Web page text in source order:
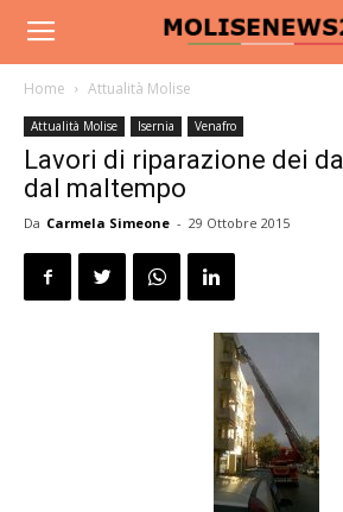
Home Attualità Molise
Attualità Molise Isernia Venafro
Lavori di riparazione dei
dal maltempo
Da Carmela Simeone - 29 Ottobre 2015